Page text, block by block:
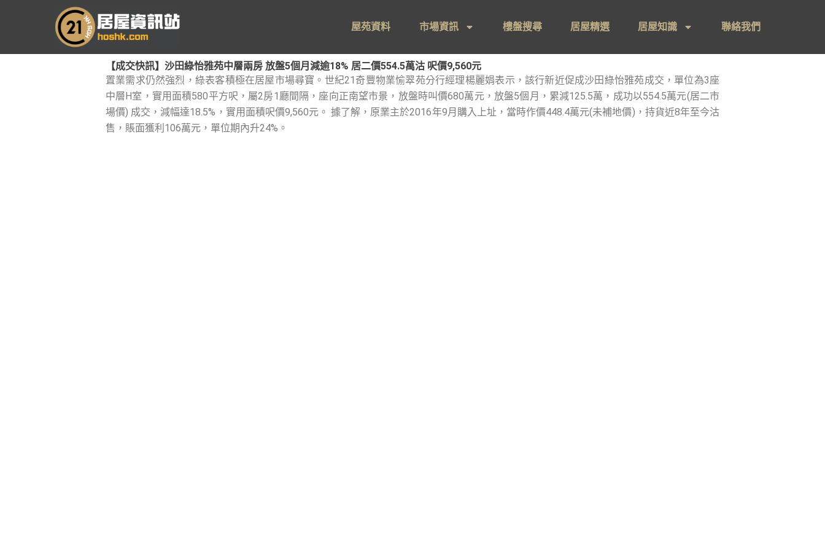
要
屋苑資料 市場資訊 樓盤搜尋 居屋精選 居屋知識 聯絡我們
【成交快訊】沙田綠怡雅苑中層兩房 放盤5個月減逾18% 居二價554.5萬沽 呎價9,560元
置業需求仍然強烈，綠表客積極在居屋市場尋寶。世紀21奇豐物業愉翠苑分行經理楊麗娟表示，該行新近促成沙田綠怡雅苑成交，單位為3座
中層H室，實用面積580平方呎，屬2房1廳間隔，座向正南望市景，放盤時叫價680萬元，放盤5個月，累減125.5萬，成功以554.5萬元(居二市
場價) 成交，減幅達18.5%，實用面積呎價9,560元。 據了解，原業主於2016年9月購入上址，當時作價448.4萬元(未補地價)，持貨近8年至今沽
售，賬面獲利106萬元，單位期內升24%。